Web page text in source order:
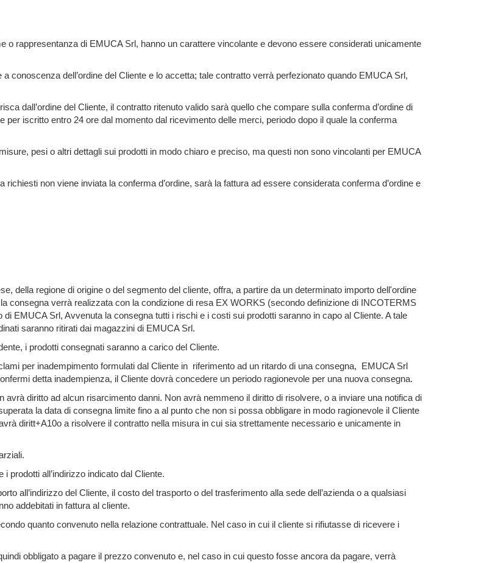
o rappresentanza di EMUCA Srl, hanno un carattere vincolante e devono essere considerati unicamente
conoscenza dell’ordine del Cliente e lo accetta; tale contratto verrà perfezionato quando EMUCA Srl,
dall’ordine del Cliente, il contratto ritenuto valido sarà quello che compare sulla conferma d’ordine di
per iscritto entro 24 ore dal momento dal ricevimento delle merci, periodo dopo il quale la conferma
pesi o altri dettagli sui prodotti in modo chiaro e preciso, ma questi non sono vincolanti per EMUCA
non viene inviata la conferma d’ordine, sarà la fattura ad essere considerata conferma d’ordine e
della regione di origine o del segmento del cliente, offra, a partire da un determinato importo dell'ordine
consegna verrà realizzata con la condizione di resa EX WORKS (secondo definizione di INCOTERMS
EMUCA Srl, Avvenuta la consegna tutti i rischi e i costi sui prodotti saranno in capo al Cliente. A tale
saranno ritirati dai magazzini di EMUCA Srl.
i prodotti consegnati saranno a carico del Cliente.
per inadempimento formulati dal Cliente in riferimento ad un ritardo di una consegna, EMUCA Srl
detta inadempienza, il Cliente dovrà concedere un periodo ragionevole per una nuova consegna.
diritto ad alcun risarcimento danni. Non avrà nemmeno il diritto di risolvere, o a inviare una notifica di
la data di consegna limite fino a al punto che non si possa obbligare in modo ragionevole il Cliente
diritt+A10o a risolvere il contratto nella misura in cui sia strettamente necessario e unicamente in
prodotti all’indirizzo indicato dal Cliente.
all’indirizzo del Cliente, il costo del trasporto o del trasferimento alla sede dell’azienda o a qualsiasi
addebitati in fattura al cliente.
quanto convenuto nella relazione contrattuale. Nel caso in cui il cliente si rifiutasse di ricevere i
obbligato a pagare il prezzo convenuto e, nel caso in cui questo fosse ancora da pagare, verrà